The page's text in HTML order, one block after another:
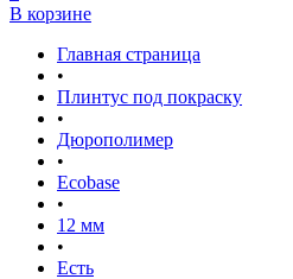
В корзине
Главная страница
•
Плинтус под покраску
•
Дюрополимер
•
Ecobase
•
12 мм
•
Есть